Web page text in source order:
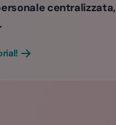
centralizzata,